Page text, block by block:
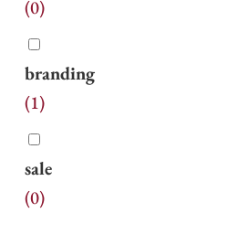
(0)
branding
(1)
sale
(0)